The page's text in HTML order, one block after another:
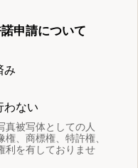
申請について
み
わない
被写体としての人
、商標権、特許権、
利を有しておりませ